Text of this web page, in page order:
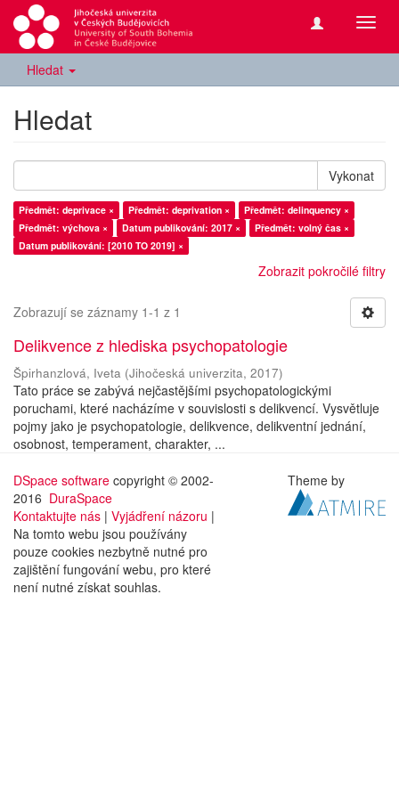
Hledat
Hledat
Vykonat
Předmět: deprivace × Předmět: deprivation ×
Předmět: delinquency ×
Předmět: výchova ×
Datum publikování: 2017 ×
Předmět: volný čas ×
Datum publikování: [2010 TO 2019] ×
Zobrazit pokročilé filtry
Zobrazují se záznamy 1-1 z 1
Delikvence z hlediska psychopatologie
Špirhanzlová, Iveta (Jihočeská univerzita, 2017)
Tato práce se zabývá nejčastějšími psychopatologickými
poruchami, které nacházíme v souvislosti s delikvencí. Vysvětluje
pojmy jako je psychopatologie, delikvence, delikventní jednání,
osobnost, temperament, charakter, ...
DSpace software copyright © 2002-
2016 DuraSpace
Kontaktujte nás | Vyjádření názoru |
Na tomto webu jsou používány
pouze cookies nezbytně nutné pro
zajištění fungování webu, pro které
není nutné získat souhlas.
Theme by